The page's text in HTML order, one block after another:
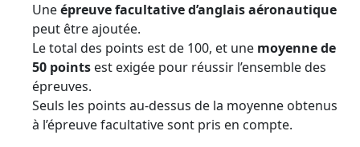
Uneépreuve facultative d’anglais aéronautique
peut être ajoutée.
Le total des points est de 100, et une moyenne de
50 points est exigée pour réussir l’ensemble des
épreuves.
Seuls les points au-dessus de la moyenne obtenus
à l’épreuve facultative sont pris en compte.